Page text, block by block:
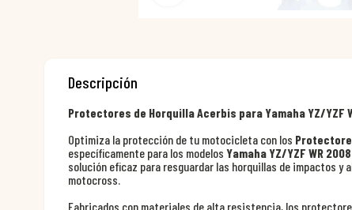
Descripción
Protectores de Horquilla Acerbis para Yamaha YZ/YZF
Optimiza la protección de tu motocicleta con los
específicamente para los modelos Yamaha YZ/YZF WR
solución eficaz para resguardar las horquillas de impactos y
motocross.
Fabricados con materiales de alta resistencia, los